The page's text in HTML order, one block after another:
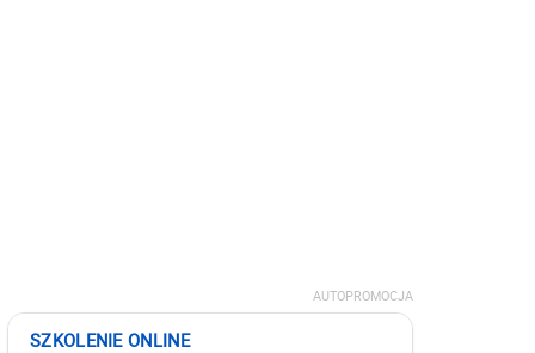
AUTOPROMOCJA
SZKOLENIE ONLINE